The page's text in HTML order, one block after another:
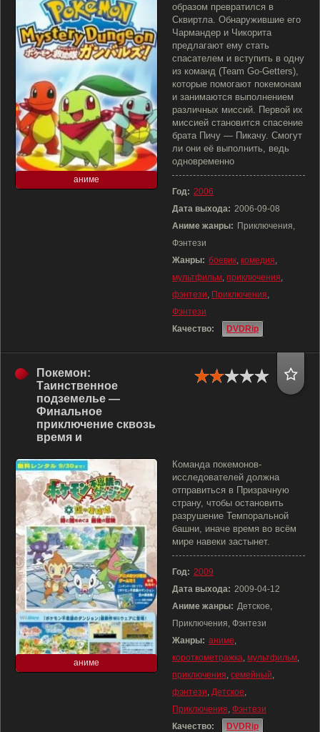
аниме
образом превратился в
Сквиртла. Обнаружившие его
Чармандер и Чикорита
предлагают ему стать
спасателем и вступить в одну
из команд (Team Go-Getters),
которые помогают покемонам
и занимаются выполнением
различных миссий. Первой их
миссией становится спасение
брата Пичу — Пикачу. Смогут
ли они её выполнить, ведь
одновременно
Год: 2006
Дата выхода: 2006-09-08
Аниме жанры: Приключения,
Фэнтези
Жанры: боевик, комедия,
мультфильм, приключения,
фэнтези, Приключения,
Фэнтези
Качество:
DVDRip
Покемон:
Таинственное
подземелье —
Финальное
приключение сквозь
время и
аниме
Команда покемонов-
исследователей должна
отправиться в Призрачную
страну, чтобы остановить
разрушение Темпоральной
башни, иначе время во всём
мире навеки застынет.
Год: 2009
Дата выхода: 2009-04-12
Аниме жанры: Детское,
Приключения, Фэнтези
Жанры: аниме,
короткометражка, мультфильм,
приключения, семейный,
фэнтези, Детское,
Приключения, Фэнтези
Качество:
DVDRip